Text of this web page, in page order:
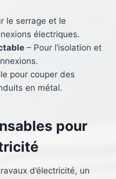
le serrage et le
électriques.
– Pour l’isolation et
pour couper des
en métal.
pour
d’électricité, un